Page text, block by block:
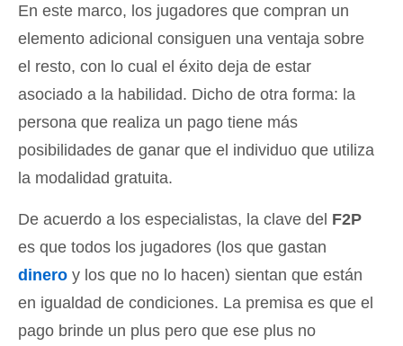
En este marco, los jugadores que compran un
elemento adicional consiguen una ventaja sobre
el resto, con lo cual el éxito deja de estar
asociado a la habilidad. Dicho de otra forma: la
persona que realiza un pago tiene más
posibilidades de ganar que el individuo que utiliza
la modalidad gratuita.
De acuerdo a los especialistas, la clave del F2P
es que todos los jugadores (los que gastan
dinero y los que no lo hacen) sientan que están
en igualdad de condiciones. La premisa es que el
pago brinde un plus pero que ese plus no